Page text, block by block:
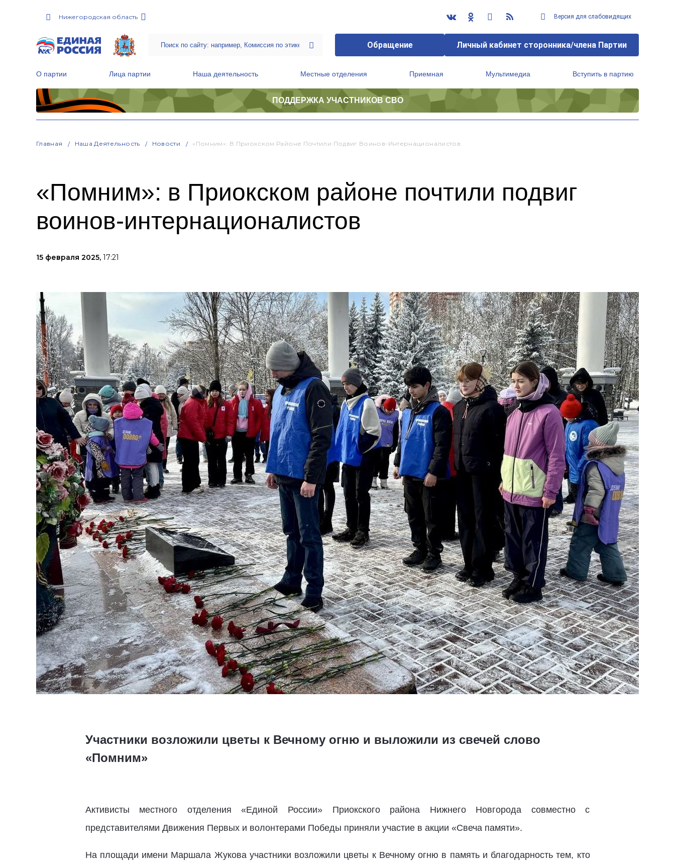
Нижегородская область Версия для слабовидящих
Обращение Личный кабинет сторонника/члена Партии
О партии Лица партии Наша деятельность Местные отделения Приемная Мультимедиа Вступить в партию
ПОДДЕРЖКА УЧАСТНИКОВ СВО
Главная Наша Деятельность Новости «Помним»: В Приокском Районе Почтили Подвиг Воинов-Интернационалистов
«Помним»: в Приокском районе почтили подвиг
воинов-интернационалистов
15 февраля 2025, 17:21
Участники возложили цветы к Вечному огню и выложили из свечей слово
«Помним»
Активисты местного отделения «Единой России» Приокского района Нижнего Новгорода совместно с
представителями Движения Первых и волонтерами Победы приняли участие в акции «Свеча памяти».
На площади имени Маршала Жукова участники возложили цветы к Вечному огню в память и благодарность тем, кто